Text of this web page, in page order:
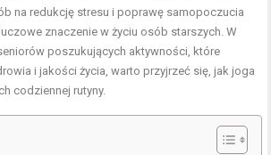
na redukcję stresu i poprawę samopoczucia
znaczenie w życiu osób starszych. W
poszukujących aktywności, które
i jakości życia, warto przyjrzeć się, jak joga
codziennej rutyny.